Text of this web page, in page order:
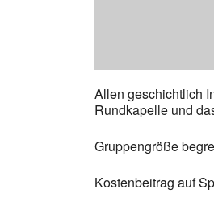
Allen geschichtlich
Rundkapelle und
Gruppengröße
Kostenbeitrag auf